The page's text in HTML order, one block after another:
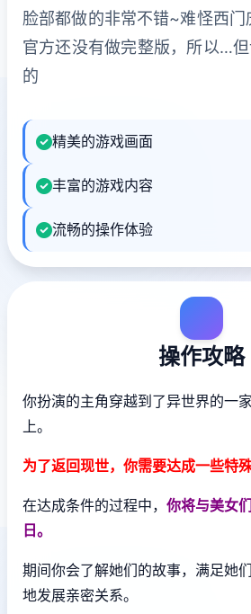
脸部都做的非常不错~难怪西
官方还没有做完整版，所以…
的
精美的游戏画面
丰富的游戏内容
流畅的操作体验
操作攻略
你扮演的主角穿越到了异世界的一
上。
为了返回现世，你需要达成一些特殊
在达成条件的过程中， 你将与美女
日。
期间你会了解她们的故事，满足她
地发展亲密关系。